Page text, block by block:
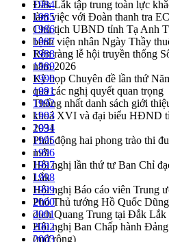
Đắk Lắk tập trung toàn lực
làm việc với Đoàn thanh tra EC
Chủ tịch UBND tỉnh Tạ Anh
bệnh viện nhân Ngày Thầy
Rộn ràng lễ hội truyền thống
năm 2026
Kỳ họp Chuyên đề lần thứ
qua các nghị quyết quan trọng
Thống nhất danh sách giới
khoá XVI và đại biểu HĐND
2031
Phát động hai phong trào thi
mới
Hội nghị lần thứ tư Ban Chỉ
Lắk
Hội nghị Báo cáo viên Trung
Phó Thủ tướng Hồ Quốc
dịch Quang Trung tại Đắk Lắk
Hội nghị Ban Chấp hành
(mở rộng)
1984
1985
1986
1987
1988
1989
1990
1991
1992
1993
1994
1995
1996
1997
1998
1999
2000
2001
2002
2003